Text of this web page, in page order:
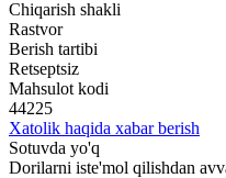
Chiqarish shakli
Rastvor
Berish tartibi
Retseptsiz
Mahsulot kodi
44225
Xatolik haqida xabar berish
Sotuvda yo'q
Dorilarni iste'mol qilishdan